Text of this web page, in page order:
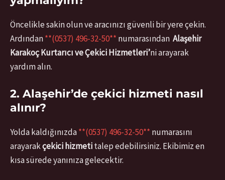
Öncelikle sakin olun ve aracınızı güvenli bir yere çekin.
Ardından**(0537) 496-32-50** numarasından Alaşehir
Karakoç Kurtarıcı ve Çekici Hizmetleri’ni arayarak
yardım alın.
2. Alaşehir’de çekici hizmeti nasıl
alınır?
Yolda kaldığınızda**(0537) 496-32-50** numarasını
arayarakçekici hizmetitalep edebilirsiniz. Ekibimiz en
kısa sürede yanınıza gelecektir.